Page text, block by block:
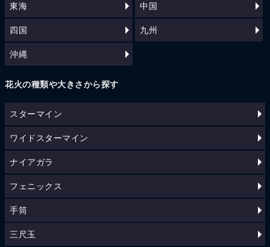
東海 中国
四国 九州
沖縄
花火の種類や大きさから探す
スターマイン
ワイドスターマイン
ナイアガラ
フェニックス
手筒
三尺玉